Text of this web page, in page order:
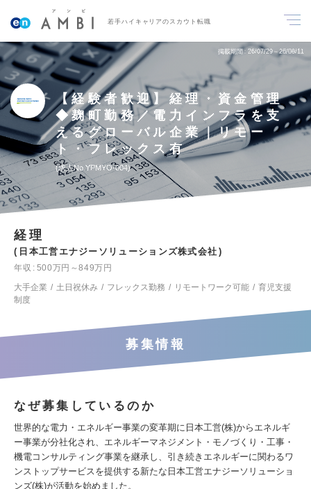
若手ハイキャリアのスカウト転職
掲載期間 26/07/29～26/08/11
【経験者歓迎】経理・資金管理
◆麹町勤務／電力インフラを支
えるグローバル企業｜リモー
ト・フレックス有
求人No.YPMYO-004
経理
日本工営エナジーソリューションズ株式会社
年収
500万円～849万円
大手企業
土日祝休み フレックス勤務 リモートワーク可能
育児支援
制度
募集情報
なぜ募集しているのか
世界的な電力・エネルギー事業の変革期に日本工営(株)からエネルギ
ー事業が分社化され、エネルギーマネジメント・モノづくり・工事・
機電コンサルティング事業を継承し、引き続きエネルギーに関わるワ
ンストップサービスを提供する新たな日本工営エナジーソリューショ
ンズ(株)が活動を始めました。